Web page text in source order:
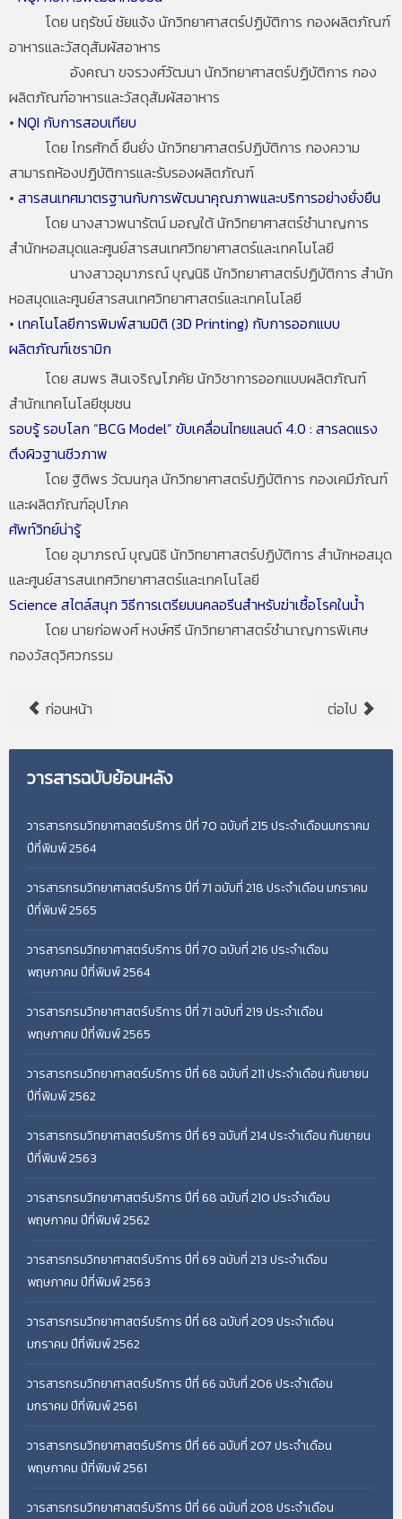
โดย นฤรัชน์ ชัยแจ้ง นักวิทยาศาสตร์ปฏิบัติการ กองผลิตภัณฑ์
อาหารและวัสดุสัมผัสอาหาร
อังคณา ขจรวงศ์วัฒนา นักวิทยาศาสตร์ปฏิบัติการ กอง
ผลิตภัณฑ์อาหารและวัสดุสัมผัสอาหาร
• NQI กับการสอบเทียบ
โดย ไกรศักดิ์ ยืนยั่ง นักวิทยาศาสตร์ปฏิบัติการ กองความ
สามารถห้องปฏิบัติการและรับรองผลิตภัณฑ์
• สารสนเทศมาตรฐานกับการพัฒนาคุณภาพและบริการอย่างยั่งยืน
โดย นางสาวพนารัตน์ มอญใต้ นักวิทยาศาสตร์ชำนาญการ
สำนักหอสมุดและศูนย์สารสนเทศวิทยาศาสตร์และเทคโนโลยี
นางสาวอุมาภรณ์ บุญนิธิ นักวิทยาศาสตร์ปฏิบัติการ สำนัก
หอสมุดและศูนย์สารสนเทศวิทยาศาสตร์และเทคโนโลยี
• เทคโนโลยีการพิมพ์สามมิติ (3D Printing) กับการออกแบบ
ผลิตภัณฑ์เซรามิก
โดย สมพร สินเจริญโภคัย นักวิชาการออกแบบผลิตภัณฑ์
สำนักเทคโนโลยีชุมชน
รอบรู้ รอบโลก “BCG Model” ขับเคลื่อนไทยแลนด์ 4.0 : สารลดแรง
ตึงผิวฐานชีวภาพ
โดย ฐิติพร วัฒนกุล นักวิทยาศาสตร์ปฏิบัติการ กองเคมีภัณฑ์
และผลิตภัณฑ์อุปโภค
ศัพท์วิทย์น่ารู้
โดย อุมาภรณ์ บุญนิธิ นักวิทยาศาสตร์ปฏิบัติการ สำนักหอสมุด
และศูนย์สารสนเทศวิทยาศาสตร์และเทคโนโลยี
Science สไตล์สนุก วิธีการเตรียมนคลอรีนสำหรับฆ่าเชื้อโรคในน้ำ
โดย นายก่อพงศ์ หงษ์ศรี นักวิทยาศาสตร์ชำนาญการพิเศษ
กองวัสดุวิศวกรรม
ก่อนหน้า ต่อไป
วารสารฉบับย้อนหลัง
วารสารกรมวิทยาศาสตร์บริการ ปีที่ 70 ฉบับที่ 215 ประจำเดือนมกราคม
ปีที่พิมพ์ 2564
วารสารกรมวิทยาศาสตร์บริการ ปีที่ 71 ฉบับที่ 218 ประจำเดือน มกราคม
ปีที่พิมพ์ 2565
วารสารกรมวิทยาศาสตร์บริการ ปีที่ 70 ฉบับที่ 216 ประจำเดือน
พฤษภาคม ปีที่พิมพ์ 2564
วารสารกรมวิทยาศาสตร์บริการ ปีที่ 71 ฉบับที่ 219 ประจำเดือน
พฤษภาคม ปีที่พิมพ์ 2565
วารสารกรมวิทยาศาสตร์บริการ ปีที่ 68 ฉบับที่ 211 ประจำเดือน กันยายน
ปีที่พิมพ์ 2562
วารสารกรมวิทยาศาสตร์บริการ ปีที่ 69 ฉบับที่ 214 ประจำเดือน กันยายน
ปีที่พิมพ์ 2563
วารสารกรมวิทยาศาสตร์บริการ ปีที่ 68 ฉบับที่ 210 ประจำเดือน
พฤษภาคม ปีที่พิมพ์ 2562
วารสารกรมวิทยาศาสตร์บริการ ปีที่ 69 ฉบับที่ 213 ประจำเดือน
พฤษภาคม ปีที่พิมพ์ 2563
วารสารกรมวิทยาศาสตร์บริการ ปีที่ 68 ฉบับที่ 209 ประจำเดือน
มกราคม ปีที่พิมพ์ 2562
วารสารกรมวิทยาศาสตร์บริการ ปีที่ 66 ฉบับที่ 206 ประจำเดือน
มกราคม ปีที่พิมพ์ 2561
วารสารกรมวิทยาศาสตร์บริการ ปีที่ 66 ฉบับที่ 207 ประจำเดือน
พฤษภาคม ปีที่พิมพ์ 2561
วารสารกรมวิทยาศาสตร์บริการ ปีที่ 66 ฉบับที่ 208 ประจำเดือน